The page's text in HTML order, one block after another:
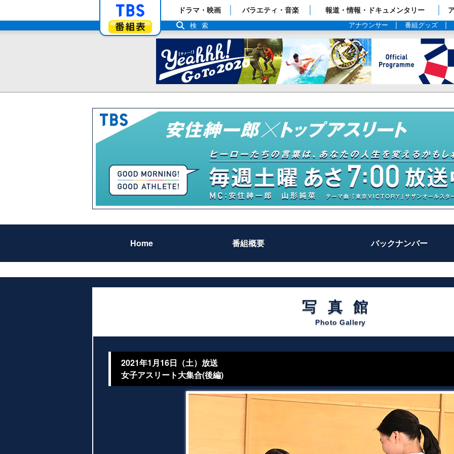
「TBSテレビ」トップページ
番組表
ドラマ・映画 バラエティ・音楽 報道・情報・ドキュメンタリー
アナウンサー 番組グッズ
検索
Home 番組概要 バックナンバー
写真館
Photo Gallery
2021年1月16日（土）放送
女子アスリート大集合(後編)